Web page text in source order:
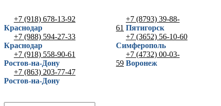
+7 (918) 678-13-92
Краснодар
+7 (988) 594-27-33
Краснодар
+7 (918) 558-90-61
Ростов-на-Дону
+7 (863) 203-77-47
Ростов-на-Дону
+7 (8793) 39-88-
61 Пятигорск
+7 (3652) 56-10-60
Симферополь
+7 (4732) 00-03-
59 Воронеж